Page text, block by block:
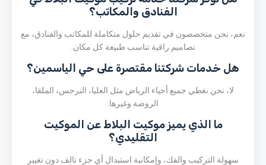
الفنادق والمكاتب؟
نعم، نحن متخصصون في تقديم حلول متكاملة للمكاتب والفنادق، مع
تصاميم راقية تناسب طبيعة كل مكان.
هل خدمات شركتنا مقتصرة على حي الياسمين؟
لا، نحن نغطي جميع أحياء الرياض مثل العليا، النرجس، الملقا،
الروضة وغيرها.
ما الذي يميز موكيت البلاط عن الموكيت
التقليدي؟
سهولة التركيب والفك، وإمكانية استبدال أي جزء تالف دون تغيير